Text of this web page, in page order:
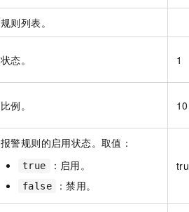
规则列表。
状态。 1
比例。 10
报警规则的启用状态。取值：
true ：启用。
false ：禁用。